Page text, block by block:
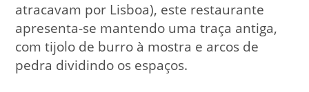
atracavam por Lisboa), este restaurante
apresenta-se mantendo uma traça antiga,
com tijolo de burro à mostra e arcos de
pedra dividindo os espaços.